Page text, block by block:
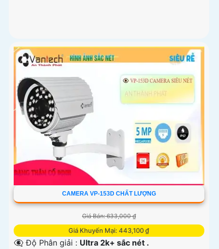
CAMERA VP-153D CHẤT LƯỢNG
Giá Bán: 633,000 ₫
Giá Khuyến Mại: 443,100 ₫
👁️‍🗨 Độ Phân giải : Ultra 2k+ sắc nét .